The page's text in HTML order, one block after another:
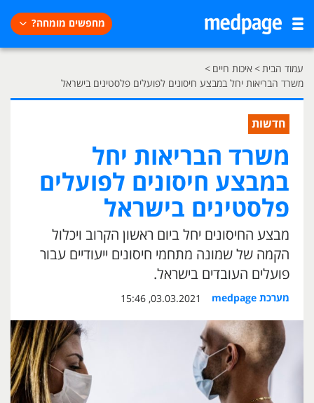
מחפשים מומחה?
עמוד הבית> איכות חיים >
משרד הבריאות יחל במבצע חיסונים לפועלים פלסטינים בישראל
חדשות
משרד הבריאות יחל
במבצע חיסונים לפועלים
פלסטינים בישראל
מבצע החיסונים יחל ביום ראשון הקרוב ויכלול
הקמה של שמונה מתחמי חיסונים ייעודיים עבור
פועלים העובדים בישראל.
מערכת medpage 03.03.2021, 15:46